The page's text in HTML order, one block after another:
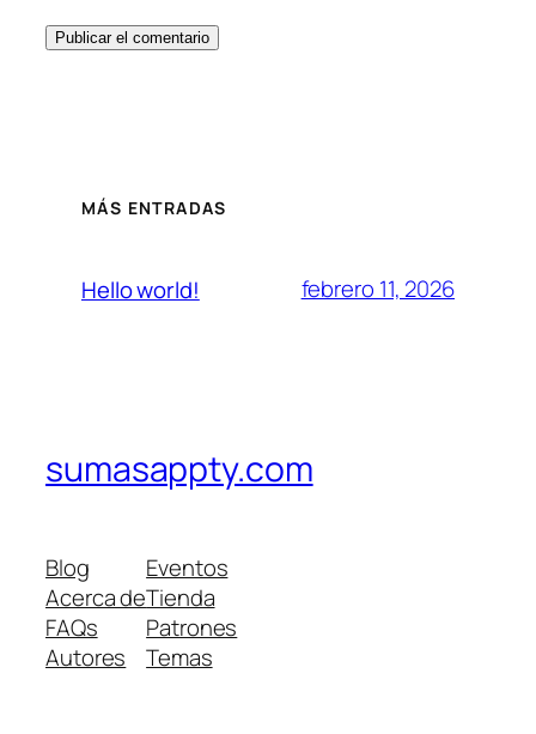
MÁS ENTRADAS
Hello world! febrero 11, 2026
sumasappty.com
Blog
Acerca de
FAQs
Autores
Eventos
Tienda
Patrones
Temas